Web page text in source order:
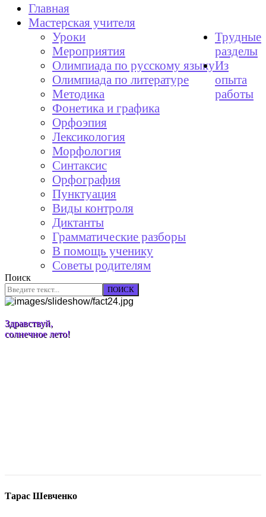
Главная
Мастерская учителя
Уроки
Мероприятия
Олимпиада по русскому языку
Олимпиада по литературе
Методика
Трудные
разделы
Фонетика и графика
Орфоэпия
Лексикология
Морфология
Синтаксис
Орфография
Пунктуация
Из
опыта
работы
Виды контроля
Диктанты
Грамматические разборы
В помощь ученику
Советы родителям
Поиск
ПОИСК
Здравствуй,
солнечное лето!
Тарас Шевченко